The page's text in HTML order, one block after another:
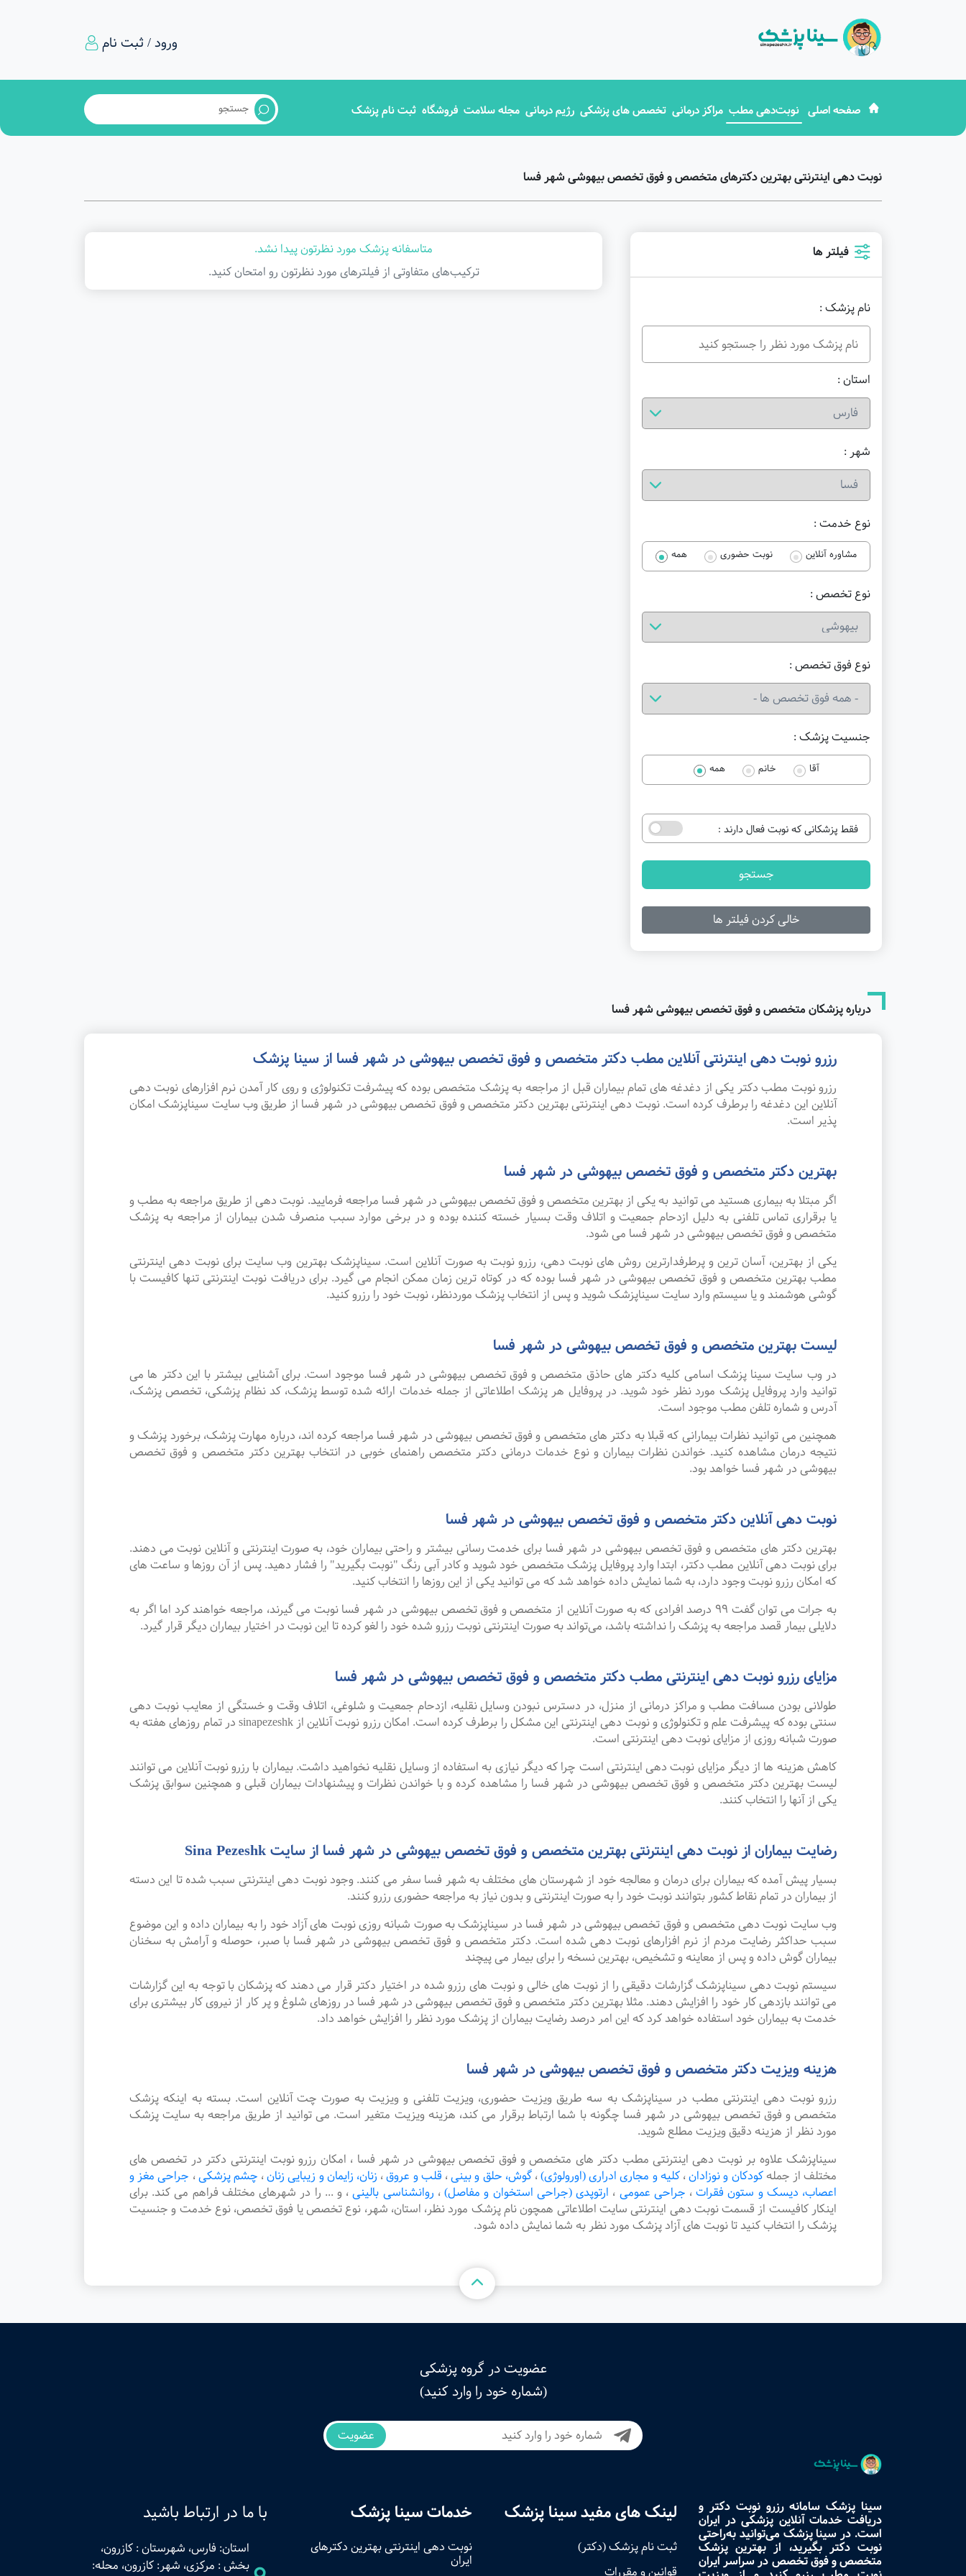
ورود / ثبت نام
صفحه اصلی نوبت‌دهی مطب مراکز درمانی تخصص های پزشکی رژیم درمانی مجله سلامت فروشگاه ثبت نام پزشک
نوبت دهی اینترنتی بهترین دکترهای متخصص و فوق تخصص بیهوشی شهر فسا
فیلتر ها
نام پزشک :
استان :
شهر :
نوع خدمت :
مشاوره آنلاین نوبت حضوری همه
نوع تخصص :
نوع فوق تخصص :
جنسیت پزشک :
آقا خانم همه
فقط پزشکانی که نوبت فعال دارند :
جستجو
خالی کردن فیلتر ها
متاسفانه پزشک مورد نظرتون پیدا نشد.
ترکیب‌های متفاوتی از فیلتر‌های مورد نظرتون رو امتحان کنید.
درباره پزشکان متخصص و فوق تخصص بیهوشی شهر فسا
رزرو نوبت دهی اینترنتی آنلاین مطب دکتر متخصص و فوق تخصص بیهوشی در شهر فسا از سینا پزشک
رزرو نوبت مطب دکتر یکی از دغدغه های تمام بیماران قبل از مراجعه به پزشک متخصص بوده که پیشرفت تکنولوژی و روی کار آمدن نرم افزارهای نوبت دهی
آنلاین این دغدغه را برطرف کرده است. نوبت دهی اینترنتی بهترین دکتر متخصص و فوق تخصص بیهوشی در شهر فسا از طریق وب سایت سیناپزشک امکان
پذیر است.
بهترین دکتر متخصص و فوق تخصص بیهوشی در شهر فسا
اگر مبتلا به بیماری هستید می توانید به یکی از بهترین متخصص و فوق تخصص بیهوشی در شهر فسا مراجعه فرمایید. نوبت دهی از طریق مراجعه به مطب و
یا برقراری تماس تلفنی به دلیل ازدحام جمعیت و اتلاف وقت بسیار خسته کننده بوده و در برخی موارد سبب منصرف شدن بیماران از مراجعه به پزشک
متخصص و فوق تخصص بیهوشی در شهر فسا می شود.
یکی از بهترین، آسان ترین و پرطرفدارترین روش های نوبت دهی، رزرو نوبت به صورت آنلاین است. سیناپزشک بهترین وب سایت برای نوبت دهی اینترنتی
مطب بهترین متخصص و فوق تخصص بیهوشی در شهر فسا بوده که در کوتاه ترین زمان ممکن انجام می گیرد. برای دریافت نوبت اینترنتی تنها کافیست با
گوشی هوشمند و یا سیستم وارد سایت سیناپزشک شوید و پس از انتخاب پزشک موردنظر، نوبت خود را رزرو کنید.
لیست بهترین متخصص و فوق تخصص بیهوشی در شهر فسا
در وب سایت سینا پزشک اسامی کلیه دکتر های حاذق متخصص و فوق تخصص بیهوشی در شهر فسا موجود است. برای آشنایی بیشتر با این دکتر ها می
توانید وارد پروفایل پزشک مورد نظر خود شوید. در پروفایل هر پزشک اطلاعاتی از جمله خدمات ارائه شده توسط پزشک، کد نظام پزشکی، تخصص پزشک،
آدرس و شماره تلفن مطب موجود است.
همچنین می توانید نظرات بیمارانی که قبلا به دکتر های متخصص و فوق تخصص بیهوشی در شهر فسا مراجعه کرده اند، درباره مهارت پزشک، برخورد پزشک و
نتیجه درمان مشاهده کنید. خواندن نظرات بیماران و نوع خدمات درمانی دکتر متخصص راهنمای خوبی در انتخاب بهترین دکتر متخصص و فوق تخصص
بیهوشی در شهر فسا خواهد بود.
نوبت دهی آنلاین دکتر متخصص و فوق تخصص بیهوشی در شهر فسا
بهترین دکتر های متخصص و فوق تخصص بیهوشی در شهر فسا برای خدمت رسانی بیشتر و راحتی بیماران خود، به صورت اینترنتی و آنلاین نوبت می دهند.
برای نوبت دهی آنلاین مطب دکتر، ابتدا وارد پروفایل پزشک متخصص خود شوید و کادر آبی رنگ "نوبت بگیرید" را فشار دهید. پس از آن روزها و ساعت های
که امکان رزرو نوبت وجود دارد، به شما نمایش داده خواهد شد که می توانید یکی از این روزها را انتخاب کنید.
به جرات می‌ توان گفت ۹۹ درصد افرادی که به صورت آنلاین از متخصص و فوق تخصص بیهوشی در شهر فسا نوبت می گیرند، مراجعه خواهند کرد اما اگر به
دلایلی بیمار قصد مراجعه به پزشک را نداشته باشد، می‌تواند به صورت اینترنتی نوبت رزرو شده خود را لغو کرده تا این نوبت در اختیار بیماران دیگر قرار گیرد.
مزایای رزرو نوبت دهی اینترنتی مطب دکتر متخصص و فوق تخصص بیهوشی در شهر فسا
طولانی بودن مسافت مطب و مراکز درمانی از منزل، در دسترس نبودن وسایل نقلیه، ازدحام جمعیت و شلوغی، اتلاف وقت و خستگی از معایب نوبت دهی
سنتی بوده که پیشرفت علم و تکنولوژی و نوبت دهی اینترنتی این مشکل را برطرف کرده است. امکان رزرو نوبت آنلاین از sinapezeshk در تمام روزهای هفته به
صورت شبانه روزی از مزایای نوبت دهی اینترنتی است.
کاهش هزینه ها از دیگر مزایای نوبت دهی اینترنتی است چرا که دیگر نیازی به استفاده از وسایل نقلیه نخواهید داشت. بیماران با رزرو نوبت آنلاین می توانند
لیست بهترین دکتر متخصص و فوق تخصص بیهوشی در شهر فسا را مشاهده کرده و با خواندن نظرات و پیشنهادات بیماران قبلی و همچنین سوابق پزشک
یکی از آنها را انتخاب کنند.
رضایت بیماران از نوبت دهی اینترنتی بهترین متخصص و فوق تخصص بیهوشی در شهر فسا از سایت Sina Pezeshk
بسیار پیش آمده که بیماران برای درمان و معالجه خود از شهرستان های مختلف به شهر فسا سفر می کنند. وجود نوبت دهی اینترنتی سبب شده تا این دسته
از بیماران در تمام نقاط کشور بتوانند نوبت خود را به صورت اینترنتی و بدون نیاز به مراجعه حضوری رزرو کنند.
وب سایت نوبت دهی متخصص و فوق تخصص بیهوشی در شهر فسا در سیناپزشک به صورت شبانه روزی نوبت های آزاد خود را به بیماران داده و این موضوع
سبب حداکثر رضایت مردم از نرم افزارهای نوبت دهی شده است. دکتر متخصص و فوق تخصص بیهوشی در شهر فسا با صبر، حوصله و آرامش به سخنان
بیماران گوش داده و پس از معاینه و تشخیص، بهترین نسخه را برای بیمار می پیچند
سیستم نوبت دهی سیناپزشک گزارشات دقیقی را از نوبت های خالی و نوبت های رزرو شده در اختیار دکتر قرار می دهند که پزشکان با توجه به این گزارشات
می توانند بازدهی کار خود را افزایش دهند. مثلا بهترین دکتر متخصص و فوق تخصص بیهوشی در شهر فسا در روزهای شلوغ و پر کار از نیروی کار بیشتری برای
خدمت به بیماران خود استفاده خواهد کرد که این امر درصد رضایت بیماران از پزشک مورد نظر را افزایش خواهد داد.
هزینه ویزیت دکتر متخصص و فوق تخصص بیهوشی در شهر فسا
رزرو نوبت دهی اینترنتی مطب در سیناپزشک به سه طریق ویزیت حضوری، ویزیت تلفنی و ویزیت به صورت چت آنلاین است. بسته به اینکه پزشک
متخصص و فوق تخصص بیهوشی در شهر فسا چگونه با شما ارتباط برقرار می کند، هزینه ویزیت متغیر است. می توانید از طریق مراجعه به سایت پزشک
مورد نظر از هزینه دقیق ویزیت مطلع شوید.
سیناپزشک علاوه بر نوبت دهی اینترنتی مطب دکتر های متخصص و فوق تخصص بیهوشی در شهر فسا ، امکان رزرو نوبت اینترنتی دکتر در تخصص های
مختلف از جملهکودکان و نوزادان،کلیه و مجاری ادراری (اورولوژی)،گوش، حلق و بینی، قلب و عروق، زنان، زایمان و زیبایی زنان، چشم پزشکی، جراحی مغز و
اعصاب، دیسک و ستون فقرات ، جراحی عمومی ، ارتوپدی (جراحی استخوان و مفاصل) ، روانشناسی بالینی ، و ... را در شهرهای مختلف فراهم می کند. برای
اینکار کافیست از قسمت نوبت دهی اینترنتی سایت اطلاعاتی همچون نام پزشک مورد نظر، استان، شهر، نوع تخصص یا فوق تخصص، نوع خدمت و جنسیت
پزشک را انتخاب کنید تا نوبت های آزاد پزشک مورد نظر به شما نمایش داده شود.
عضویت در گروه پزشکی
(شماره خود را وارد کنید)
عضویت
سینا پزشک سامانه رزرو نوبت دکتر و
دریافت خدمات آنلاین پزشکی در ایران
است. در سینا پزشک می‌توانید به‌راحتی
نوبت دکتر بگیرید، از بهترین پزشک
متخصص و فوق تخصص در سراسر ایران
لینک های مفید سینا پزشک
ثبت نام پزشک (دکتر)
قوانین و مقررات
خدمات سینا پزشک
نوبت‌ دهی اینترنتی بهترین دکترهای
ایران
با ما در ارتباط باشید
استان: فارس، شهرستان : کازرون،
بخش : مرکزی، شهر: کازرون، محله: